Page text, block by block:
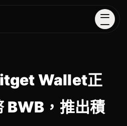
Wallet正
BWB，推出積